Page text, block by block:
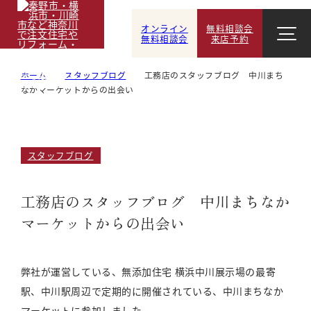
オンライン
無料相談会
無料相談会
来店予約
ホーム スタッフブログ
工務店のスタッフブログ 中川まち
なかマーケットからの出会い
スタッフブログ
工務店のスタッフブログ 中川まちなか
マーケットからの出会い
弊社が運営している、無添加住宅 横浜中川展示場の最寄
駅、中川駅周辺で定期的に開催されている、中川まちなか